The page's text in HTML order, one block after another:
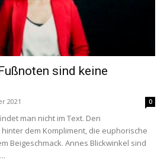
sind keine
2021 0
man nicht im Text. Den
dem Kompliment, die euphorische
Beigeschmack. Annes Blickwinkel sind